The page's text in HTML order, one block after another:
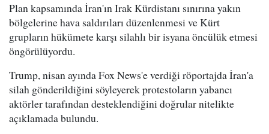
Plan kapsamında İran'ın Irak Kürdistanı sınırına yakın
bölgelerine hava saldırıları düzenlenmesi ve Kürt
grupların hükümete karşı silahlı bir isyana öncülük etmesi
öngörülüyordu.
Trump, nisan ayında Fox News'e verdiği röportajda İran'a
silah gönderildiğini söyleyerek protestoların yabancı
aktörler tarafından desteklendiğini doğrular nitelikte
açıklamada bulundu.